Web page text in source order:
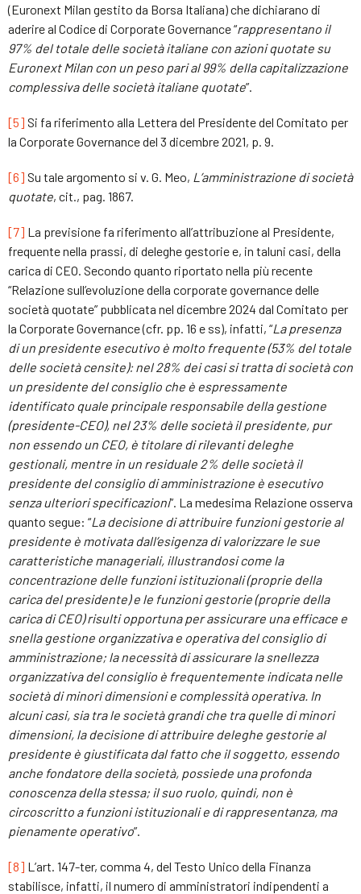
(Euronext Milan gestito da Borsa Italiana) che dichiarano di
aderire al Codice di Corporate Governance “rappresentano il
97% del totale delle società italiane con azioni quotate su
Euronext Milan con un peso pari al 99% della capitalizzazione
complessiva delle società italiane quotate”.
[5] Si fa riferimento alla Lettera del Presidente del Comitato per
la Corporate Governance del 3 dicembre 2021, p. 9.
[6] Su tale argomento si v. G. Meo, L’amministrazione di società
quotate, cit., pag. 1867.
[7] La previsione fa riferimento all’attribuzione al Presidente,
frequente nella prassi, di deleghe gestorie e, in taluni casi, della
carica di CEO. Secondo quanto riportato nella più recente
“Relazione sull’evoluzione della corporate governance delle
società quotate” pubblicata nel dicembre 2024 dal Comitato per
la Corporate Governance (cfr. pp. 16 e ss), infatti, “La presenza
di un presidente esecutivo è molto frequente (53% del totale
delle società censite): nel 28% dei casi si tratta di società con
un presidente del consiglio che è espressamente
identificato quale principale responsabile della gestione
(presidente-CEO), nel 23% delle società il presidente, pur
non essendo un CEO, è titolare di rilevanti deleghe
gestionali, mentre in un residuale 2% delle società il
presidente del consiglio di amministrazione è esecutivo
senza ulteriori specificazioni”. La medesima Relazione osserva
quanto segue: “La decisione di attribuire funzioni gestorie al
presidente è motivata dall’esigenza di valorizzare le sue
caratteristiche manageriali, illustrandosi come la
concentrazione delle funzioni istituzionali (proprie della
carica del presidente) e le funzioni gestorie (proprie della
carica di CEO) risulti opportuna per assicurare una efficace e
snella gestione organizzativa e operativa del consiglio di
amministrazione; la necessità di assicurare la snellezza
organizzativa del consiglio è frequentemente indicata nelle
società di minori dimensioni e complessità operativa. In
alcuni casi, sia tra le società grandi che tra quelle di minori
dimensioni, la decisione di attribuire deleghe gestorie al
presidente è giustificata dal fatto che il soggetto, essendo
anche fondatore della società, possiede una profonda
conoscenza della stessa; il suo ruolo, quindi, non è
circoscritto a funzioni istituzionali e di rappresentanza, ma
pienamente operativo”.
[8] L’art. 147-ter, comma 4, del Testo Unico della Finanza
stabilisce, infatti, il numero di amministratori indipendenti a